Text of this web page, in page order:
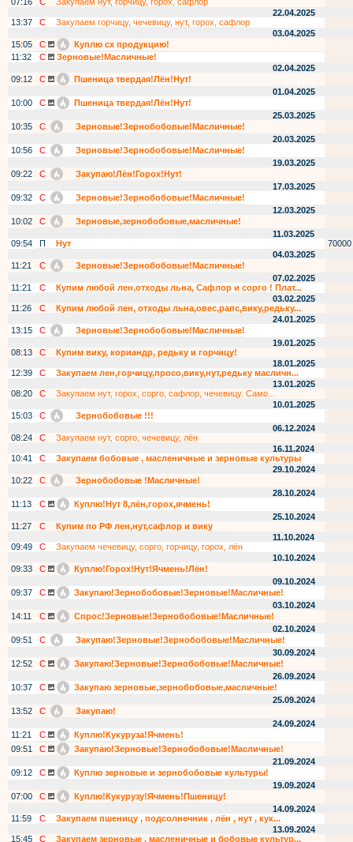
22.04.2025
13:37
С
Закупаем горчицу, чечевицу, нут, горох, сафлор
03.04.2025
15:05
С
Куплю сх продукцию!
11:32
С
Зерновые!Масличные!
02.04.2025
09:12
С
Пшеница твердая!Лён!Нут!
01.04.2025
10:00
С
Пшеница твердая!Лён!Нут!
25.03.2025
10:35
С
Зерновые!Зернобобовые!Масличные!
20.03.2025
10:56
С
Зерновые!Зернобобовые!Масличные!
19.03.2025
09:22
С
Закупаю!Лён!Горох!Нут!
17.03.2025
09:32
С
Зерновые!Зернобобовые!Масличные!
12.03.2025
10:02
С
Зерновые,зернобобовые,масличные!
11.03.2025
09:54
П Нут
70000
04.03.2025
11:21
С
Зерновые!Зернобобовые!Масличные!
07.02.2025
11:21
С
Купим любой лен,отходы льна, Сафлор и сорго ! Плат...
03.02.2025
11:26
С
Купим любой лен, отходы льна,овес,рапс,вику,редьку...
24.01.2025
13:15
С
Зерновые!Зернобобовые!Масличные!
19.01.2025
08:13
С
Купим вику, кориандр, редьку и горчицу!
18.01.2025
12:39
С
Закупаем лен,горчицу,просо,вику,нут,редьку масличн...
13.01.2025
08:20
С
Закупаем нут, горох, сорго, сафлор, чечевицу. Само...
10.01.2025
15:03
С
Зернобобовые !!!
06.12.2024
08:24
С
Закупаем нут, сорго, чечевицу, лён
16.11.2024
10:41
С
Закупаем бобовые , масленичные и зерновые культуры
29.10.2024
10:22
С
Зернобобовые !Масличные!
28.10.2024
11:13
С
Куплю!Нут 8,лён,горох,ячмень!
25.10.2024
11:27
С
Купим по РФ лен,нут,сафлор и вику
11.10.2024
09:49
С
Закупаем чечевицу, сорго, горчицу, горох, лён
10.10.2024
09:33
С
Куплю!Горох!Нут!Ячмень!Лён!
09.10.2024
09:37
С
Закупаю!Зернобобовые!Зерновые!Масличные!
03.10.2024
14:11
С
Спрос!Зерновые!Зернобобовые!Масличные!
02.10.2024
09:51
С
Закупаю!Зерновые!Зернобобовые!Масличные!
30.09.2024
12:52
С
Закупаю!Зерновые!Зернобобовые!Масличные!
26.09.2024
10:37
С
Закупаю зерновые,зернобобовые,масличные!
25.09.2024
13:52
С
Закупаю!
24.09.2024
11:21
С
Куплю!Кукуруза!Ячмень!
09:51
С
Закупаю!Зерновые!Зернобобовые!Масличные!
21.09.2024
09:12
С
Куплю зерновые и зернобобовые культуры!
19.09.2024
07:00
С
Куплю!Кукурузу!Ячмень!Пшеницу!
14.09.2024
11:59
С
Закупаем пшеницу , подсолнечник , лён , нут , кук...
13.09.2024
15:45
С
Закупаем зерновые , масленичные и бобовые культур...